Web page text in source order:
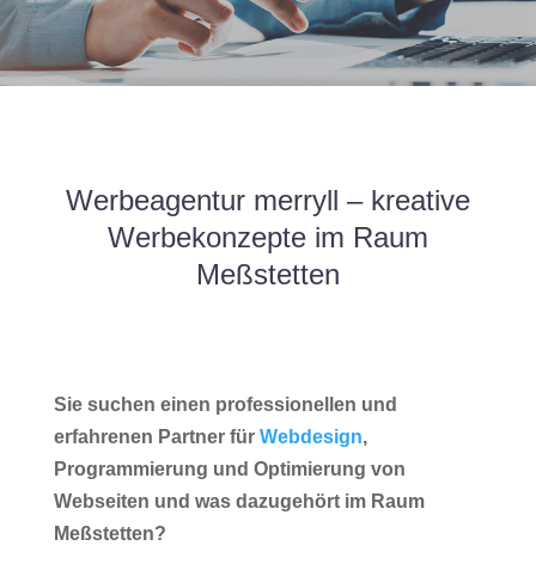
Werbeagentur merryll – kreative
Werbekonzepte im Raum
Meßstetten
Sie suchen einen professionellen und
erfahrenen Partner für Webdesign,
Programmierung und Optimierung von
Webseiten und was dazugehört im Raum
Meßstetten?